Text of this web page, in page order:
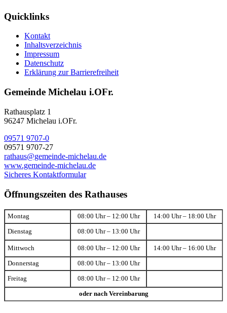
Quicklinks
Kontakt
Inhaltsverzeichnis
Impressum
Datenschutz
Erklärung zur Barrierefreiheit
Gemeinde Michelau i.OFr.
Rathausplatz 1
96247 Michelau i.OFr.
09571 9707-0
09571 9707-27
rathaus@gemeinde-michelau.de
www.gemeinde-michelau.de
Sicheres Kontaktformular
Öffnungszeiten des Rathauses
Montag 08:00 Uhr – 12:00 Uhr 14:00 Uhr – 18:00 Uhr
Dienstag 08:00 Uhr – 13:00 Uhr
Mittwoch 08:00 Uhr – 12:00 Uhr 14:00 Uhr – 16:00 Uhr
Donnerstag 08:00 Uhr – 13:00 Uhr
Freitag 08:00 Uhr – 12:00 Uhr
oder nach Vereinbarung